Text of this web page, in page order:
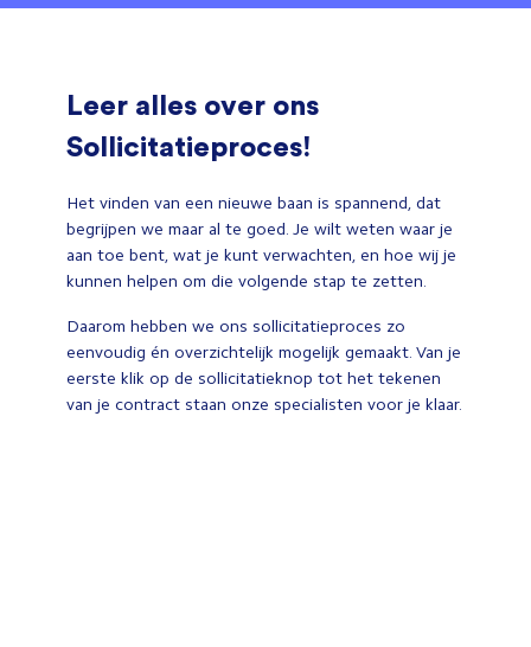
Leer alles over ons
Sollicitatieproces!
Het vinden van een nieuwe baan is spannend, dat
begrijpen we maar al te goed. Je wilt weten waar je
aan toe bent, wat je kunt verwachten, en hoe wij je
kunnen helpen om die volgende stap te zetten.
Daarom hebben we ons sollicitatieproces zo
eenvoudig én overzichtelijk mogelijk gemaakt. Van je
eerste klik op de sollicitatieknop tot het tekenen
van je contract staan onze specialisten voor je klaar.